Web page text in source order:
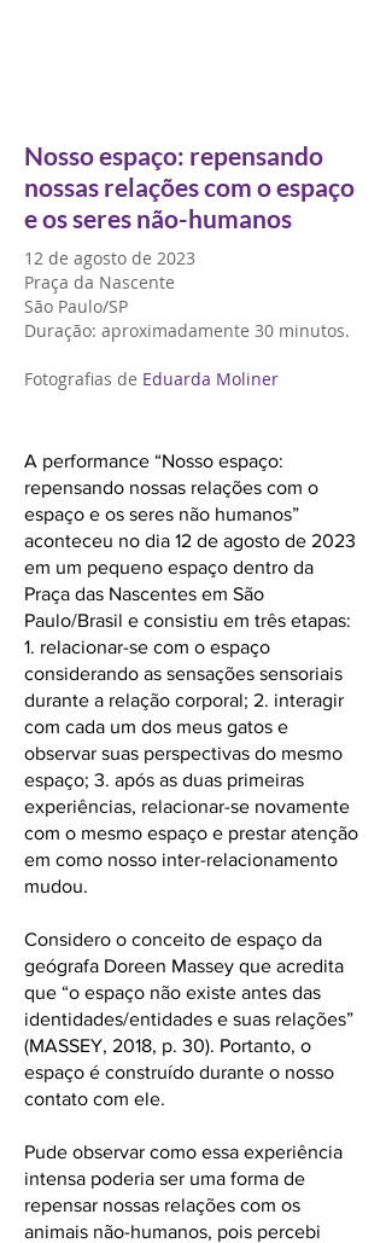
Nosso espaço: repensando
nossas relações com o espaço
e os seres não-humanos
12 de agosto de 2023
Praça da Nascente
São Paulo/SP
Duração: aproximadamente 30 minutos.
Fotografias de Eduarda Moliner
A performance “Nosso espaço:
repensando nossas relações com o
espaço e os seres não humanos”
aconteceu no dia 12 de agosto de 2023
em um pequeno espaço dentro da
Praça das Nascentes em São
Paulo/Brasil e consistiu em três etapas:
1. relacionar-se com o espaço
considerando as sensações sensoriais
durante a relação corporal; 2. interagir
com cada um dos meus gatos e
observar suas perspectivas do mesmo
espaço; 3. após as duas primeiras
experiências, relacionar-se novamente
com o mesmo espaço e prestar atenção
em como nosso inter-relacionamento
mudou.
Considero o conceito de espaço da
geógrafa Doreen Massey que acredita
que “o espaço não existe antes das
identidades/entidades e suas relações”
(MASSEY, 2018, p. 30). Portanto, o
espaço é construído durante o nosso
contato com ele.
Pude observar como essa experiência
intensa poderia ser uma forma de
repensar nossas relações com os
animais não-humanos, pois percebi